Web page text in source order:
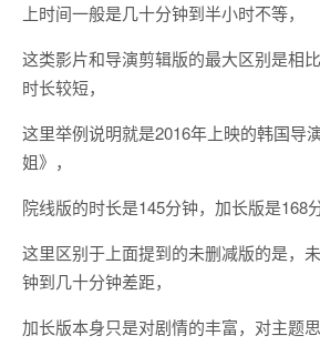
上时间一般是几十分钟到半小时不等，
这类影片和导演剪辑版的最大区别是相
时长较短，
这里举例说明就是2016年上映的韩国导
姐》，
院线版的时长是145分钟，加长版是168分
这里区别于上面提到的未删减版的是，
钟到几十分钟差距，
加长版本身只是对剧情的丰富，对主题思